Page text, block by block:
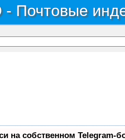
- Почтовые
на собственном Telegram-